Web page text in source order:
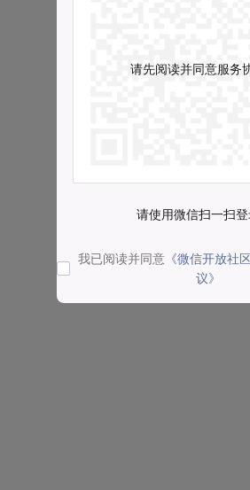
请先阅读并同意服务
请使用微信扫一扫
我已阅读并同意 《微信开放社
议》